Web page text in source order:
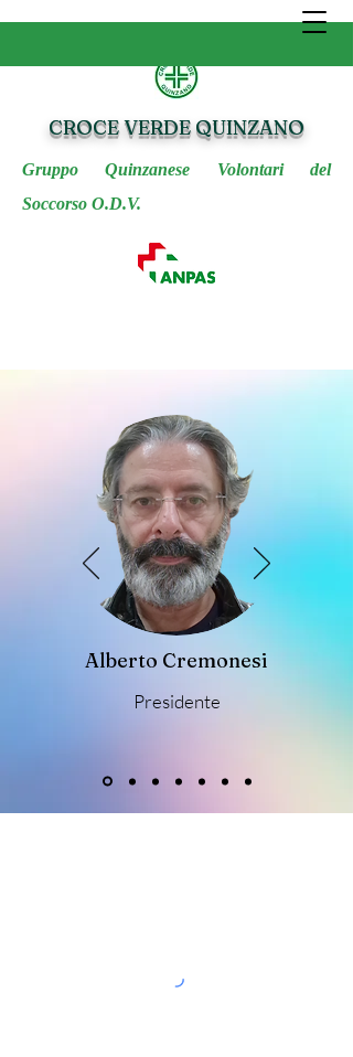
CROCE VERDE QUINZANO
Gruppo Quinzanese Volontari del
Soccorso O.D.V.
Alberto Cremonesi
Presidente